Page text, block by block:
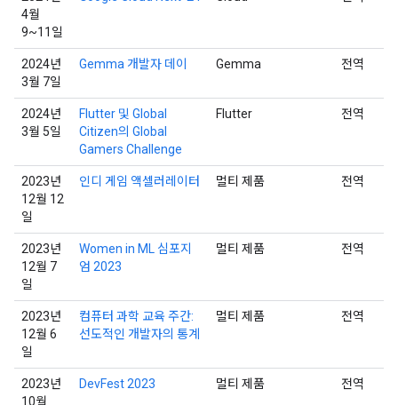
4월
9~11일
2024년
3월 7일
Gemma 개발자 데이 Gemma 전역
2024년
3월 5일
Flutter 및 Global
Citizen의 Global
Gamers Challenge
Flutter 전역
2023년
12월 12
일
인디 게임 액셀러레이터 멀티 제품 전역
2023년
12월 7
일
Women in ML 심포지
엄 2023
멀티 제품 전역
2023년
12월 6
일
컴퓨터 과학 교육 주간:
선도적인 개발자의 통계
멀티 제품 전역
2023년
10월
DevFest 2023 멀티 제품 전역